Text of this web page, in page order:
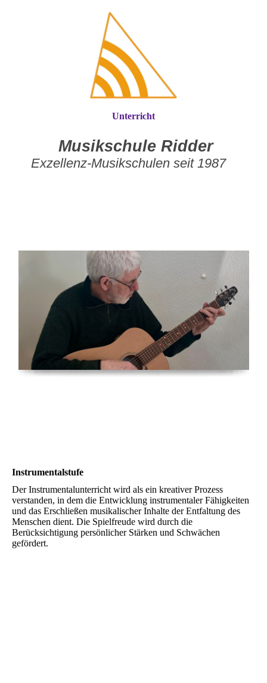
Musikschule Ridder
Exzellenz-Musikschulen seit 1987
Unterricht
Instrumentalstufe
Der Instrumentalunterricht wird als ein kreativer Prozess
verstanden, in dem die Entwicklung instrumentaler Fähigkeiten
und das Erschließen musikalischer Inhalte der Entfaltung des
Menschen dient. Die Spielfreude wird durch die
Berücksichtigung persönlicher Stärken und Schwächen
gefördert.